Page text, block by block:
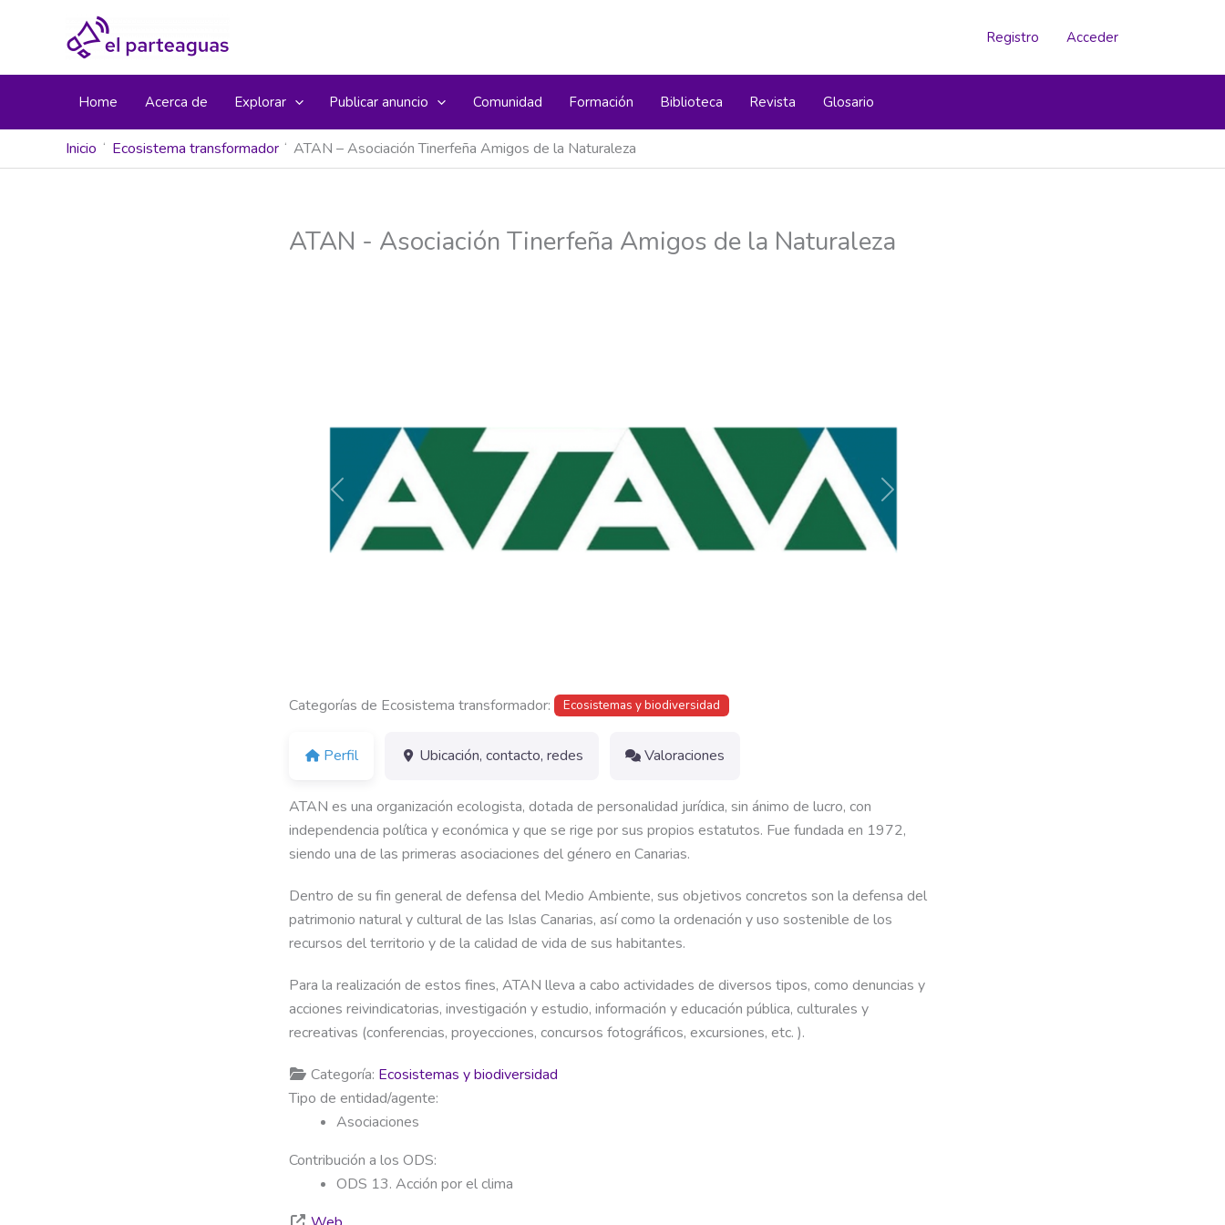
Registro Acceder
Home Acerca de Explorar Publicar anuncio Comunidad Formación Biblioteca Revista Glosario
Inicio Ecosistema transformador ATAN – Asociación Tinerfeña Amigos de la Naturaleza
ATAN - Asociación Tinerfeña Amigos de la Naturaleza
Anterior Siguiente
Categorías de Ecosistema transformador: Ecosistemas y biodiversidad
Perfil Ubicación, contacto, redes Valoraciones
ATAN es una organización ecologista, dotada de personalidad jurídica, sin ánimo de lucro, con
independencia política y económica y que se rige por sus propios estatutos. Fue fundada en 1972,
siendo una de las primeras asociaciones del género en Canarias.
Dentro de su fin general de defensa del Medio Ambiente, sus objetivos concretos son la defensa del
patrimonio natural y cultural de las Islas Canarias, así como la ordenación y uso sostenible de los
recursos del territorio y de la calidad de vida de sus habitantes.
Para la realización de estos fines, ATAN lleva a cabo actividades de diversos tipos, como denuncias y
acciones reivindicatorias, investigación y estudio, información y educación pública, culturales y
recreativas (conferencias, proyecciones, concursos fotográficos, excursiones, etc. ).
Categoría: Ecosistemas y biodiversidad
Tipo de entidad/agente:
Asociaciones
Contribución a los ODS:
ODS 13. Acción por el clima